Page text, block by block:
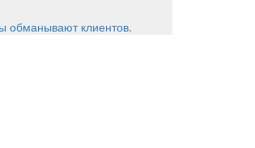
обманывают клиентов.